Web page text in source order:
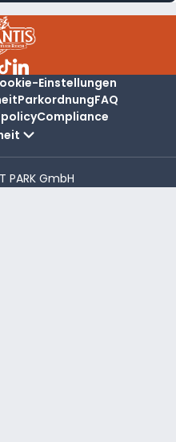
Einstellungen
ParkordnungFAQ
Compliance
PARK GmbH